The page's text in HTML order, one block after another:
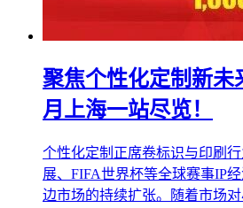
聚焦个性化定制新未
月上海一站尽览！
个性化定制正席卷标识与印刷
展、FIFA世界杯等全球赛事IP
边市场的持续扩张。随着市场